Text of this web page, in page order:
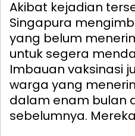
Akibat kejadian
Singapura
yang belum
untuk segera
Imbauan vaksinasi
warga yang
dalam enam bulan
sebelumnya.